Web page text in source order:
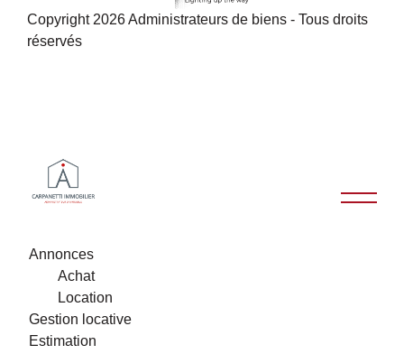
Copyright 2026 Administrateurs de biens - Tous droits
réservés
Annonces
Achat
Location
Gestion locative
Estimation